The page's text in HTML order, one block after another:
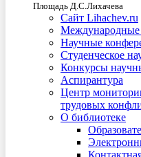
Площадь Д.С.Лихачева
Сайт Lihachev.ru
Международные
Научные
Студенческое
Конкурсы
Аспирантура
Центр
трудовых
О библиотеке